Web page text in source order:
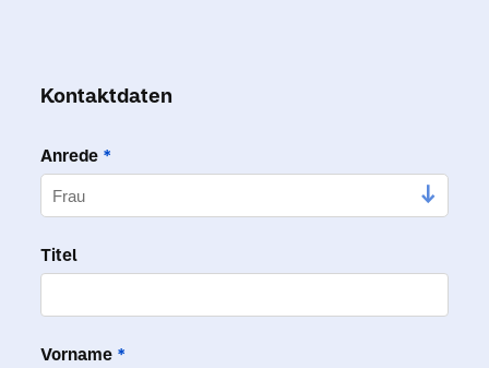
Kontaktdaten
Anrede *
Titel
Vorname *